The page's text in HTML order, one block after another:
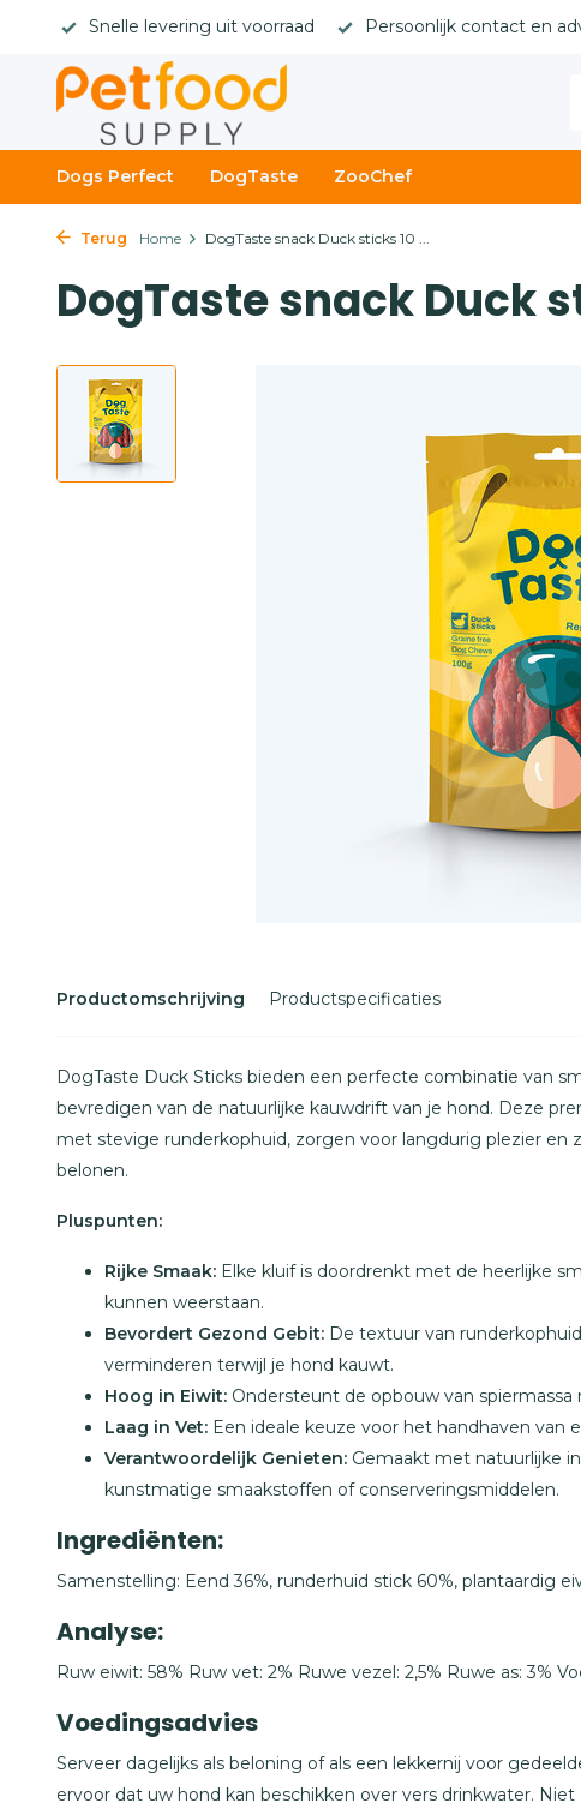
Snelle levering uit voorraad Persoonlijk contact en
Dogs Perfect DogTaste ZooChef
Terug Home DogTaste snack Duck sticks 10 ...
DogTaste snack Duck
Productomschrijving Productspecificaties
DogTaste Duck Sticks bieden een perfecte combinatie van
bevredigen van de natuurlijke kauwdrift van je hond. Deze
met stevige runderkophuid, zorgen voor langdurig plezier en
belonen.
Pluspunten:
Rijke Smaak: Elke kluif is doordrenkt met de heerlijke
kunnen weerstaan.
Bevordert Gezond Gebit: De textuur van
verminderen terwijl je hond kauwt.
Hoog in Eiwit: Ondersteunt de opbouw van
Laag in Vet: Een ideale keuze voor het handhaven van
Verantwoordelijk Genieten: Gemaakt met natuurlijke
kunstmatige smaakstoffen of conserveringsmiddelen.
Ingrediënten:
Samenstelling: Eend 36%, runderhuid stick 60%, plantaardig
Analyse:
Ruw eiwit: 58% Ruw vet: 2% Ruwe vezel: 2,5% Ruwe as: 3%
Voedingsadvies
Serveer dagelijks als beloning of als een lekkernij voor
ervoor dat uw hond kan beschikken over vers drinkwater.